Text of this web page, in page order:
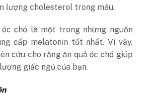
lượng cholesterol trong máu.
óc chó là một trong những nguồn
cấp melatonin tốt nhất. Vì vậy,
cứu cho rằng ăn quả óc chó giúp
giấc ngủ của bạn.